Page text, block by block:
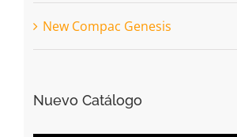
New Compac Genesis
Nuevo Catálogo